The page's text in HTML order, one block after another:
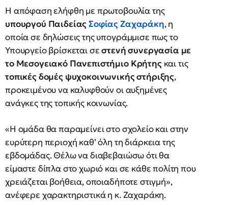
Η απόφαση ελήφθη με πρωτοβουλία της
υπουργού ΠαιδείαςΣοφίας Ζαχαράκη, η
οποία σε δηλώσεις της υπογράμμισε πως το
Υπουργείο βρίσκεται σεστενή συνεργασία με
το Μεσογειακό Πανεπιστήμιο Κρήτηςκαι τις
τοπικές δομές ψυχοκοινωνικής στήριξης,
προκειμένου να καλυφθούν οι αυξημένες
ανάγκες της τοπικής κοινωνίας.
«Η ομάδα θα παραμείνει στο σχολείο και στην
ευρύτερη περιοχή καθ’ όλη τη διάρκεια της
εβδομάδας. Θέλω να διαβεβαιώσω ότι θα
είμαστε δίπλα στο χωριό και σε κάθε πολίτη που
χρειάζεται βοήθεια, οποιαδήποτε στιγμή»,
ανέφερε χαρακτηριστικά η κ. Ζαχαράκη.